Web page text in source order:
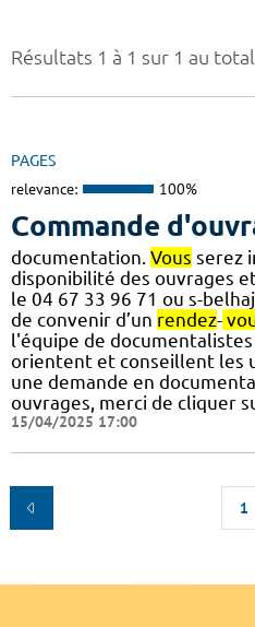
Résultats 1 à 1 sur 1 au total
PAGES
relevance: 100%
Commande
documentation. Vous serez
disponibilité des ouvrages
le 04 67 33 96 71 ou s-
de convenir d’un rendez-
l'équipe de
orientent et conseillent les
une demande en
ouvrages, merci de cliquer
15/04/2025 17:00
1